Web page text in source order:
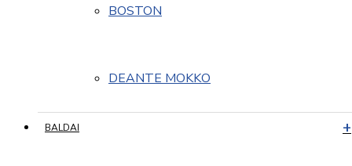
BOSTON
DEANTE MOKKO
BALDAI